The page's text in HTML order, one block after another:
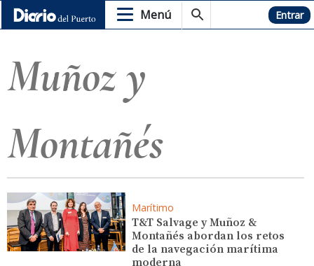
Menú Hemeroteca Entrar
Muñoz y
Montañés
Marítimo
T&T Salvage y Muñoz &
Montañés abordan los retos
de la navegación marítima
moderna